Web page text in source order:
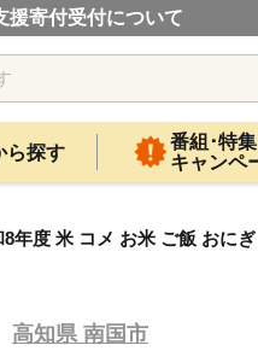
援寄付受付について
ら探す
番組･特集
キャンペ
年度 米 コメ お米 ご飯 おに
高知県 南国市